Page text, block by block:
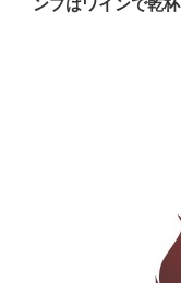
ンプはワインで乾杯